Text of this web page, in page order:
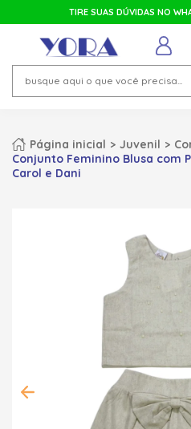
TIRE SUAS DÚVIDAS NO
Página inicial Juvenil
Conjunto Feminino Blusa com
Carol e Dani